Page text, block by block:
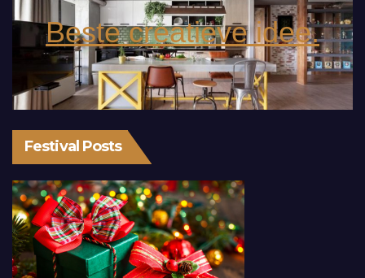
Beste creatieve idee.
Festival Posts